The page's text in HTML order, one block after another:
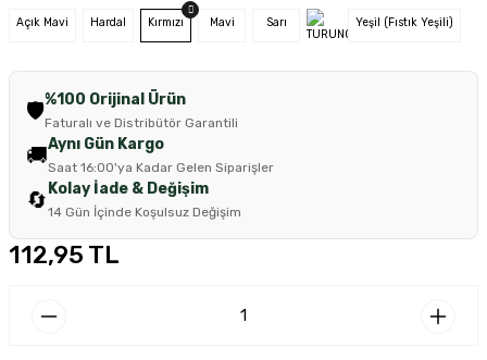
Açık Mavi Hardal Kırmızı Mavi Sarı Yeşil (Fıstık Yeşili)
🛡️%100 Orijinal Ürün
Faturalı ve Distribütör Garantili
🚚Aynı Gün Kargo
Saat 16:00'ya Kadar Gelen Siparişler
🔄 Kolay İade & Değişim
14 Gün İçinde Koşulsuz Değişim
112,95 TL